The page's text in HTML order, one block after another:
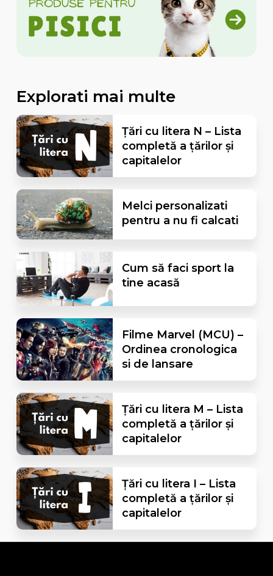
Explorati mai multe
Țări cu litera N – Lista
completă a țărilor și
capitalelor
Melci personalizati
pentru a nu fi calcati
Cum să faci sport la
tine acasă
Filme Marvel (MCU) –
Ordinea cronologica
si de lansare
Țări cu litera M – Lista
completă a țărilor și
capitalelor
Țări cu litera I – Lista
completă a țărilor și
capitalelor